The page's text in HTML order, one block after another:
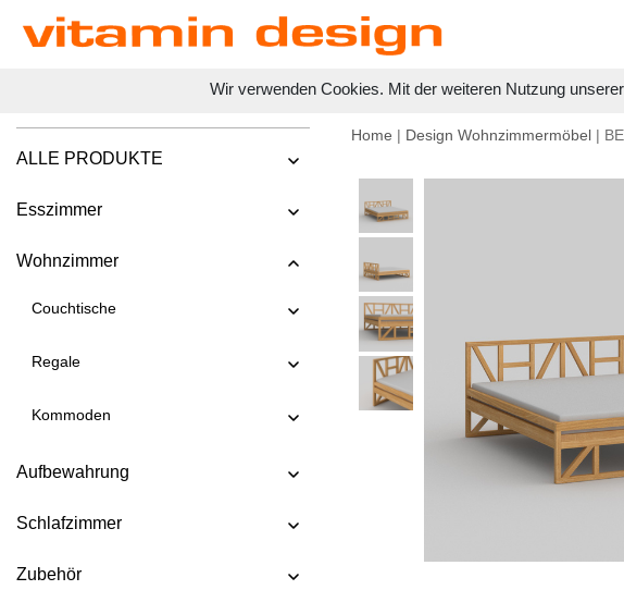
Wir verwenden Cookies. Mit der weiteren Nutzung
ALLE PRODUKTE
Esszimmer
Wohnzimmer
Couchtische
Regale
Kommoden
Aufbewahrung
Schlafzimmer
Zubehör
Home | Design Wohnzimmermöbel |